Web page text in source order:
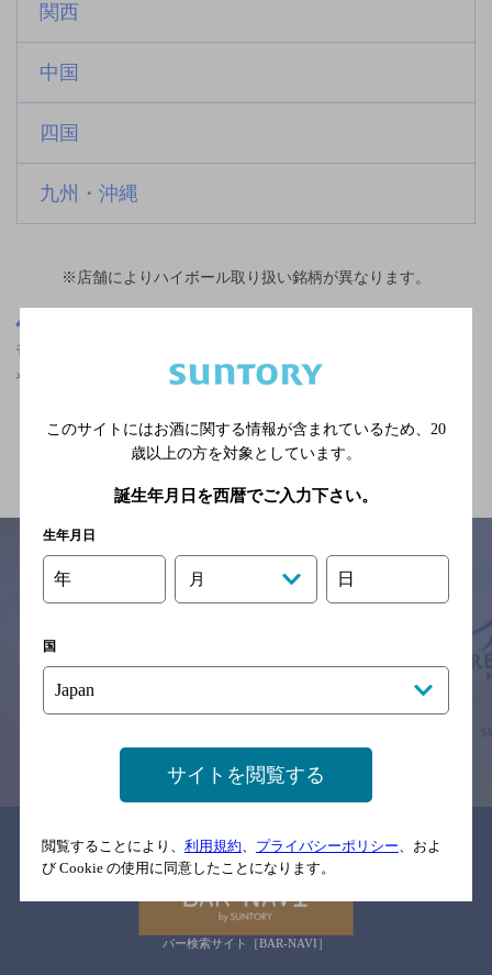
関西
中国
四国
九州・沖縄
※店舗によりハイボール取り扱い銘柄が異なります。
雀宮駅(栃木県)周辺500m,ザ・プレミアム・モルツが飲める,誕生日
や記念日のサービスあり,3,000円以上～5,000円未満のお店
関連ページ
※それぞれのお店のメニューや営業時間などの掲載情報については、
予告なしに変更されることがありますので、
念のためお店にご確認の上ご来店くださいますようお願い申し上げま
情報提供：ぐるなび
関連リンク
バー検索サイト［BAR-NAVI］
このサイトにはお酒に関する情報が含まれているため、 20
歳以上の方を対象としています。
誕生年月日を西暦でご入力下さい。
生年月日
年 月 日
国
サイトを閲覧する
閲覧することにより、 利用規約、 プライバシーポリシー、およ
び Cookie の使用に同意したことになります。